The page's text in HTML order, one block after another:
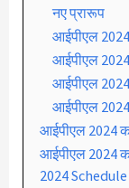
नए प्रारूप
आईपीएल 2024
आईपीएल
आईपीएल
आईपीएल
आईपीएल 2024
आईपीएल 2024
2024 Schedule